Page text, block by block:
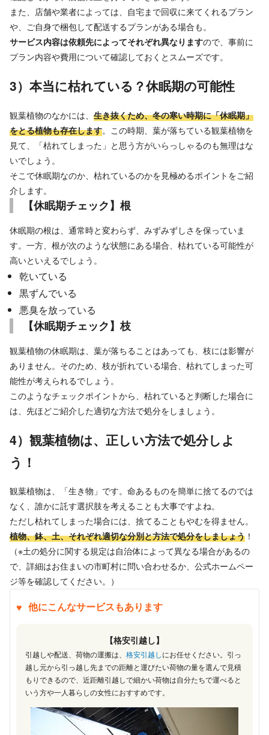
また、店舗や業者によっては、自宅まで回収に来てくれるプラン
や、ご自身で梱包して配送するプランがある場合も。
サービス内容は依頼先によってそれぞれ異なりますので、事前に
プラン内容や費用について確認しておくとスムーズです。
3）本当に枯れている？休眠期の可能性
観葉植物のなかには、 生き抜くため、冬の寒い時期に「休眠期」
をとる植物も存在します。この時期、葉が落ちている観葉植物を
見て、「枯れてしまった」と思う方がいらっしゃるのも無理はな
いでしょう。
そこで休眠期なのか、枯れているのかを見極めるポイントをご紹
介します。
【休眠期チェック】根
休眠期の根は、通常時と変わらず、みずみずしさを保っていま
す。一方、根が次のような状態にある場合、枯れている可能性が
高いといえるでしょう。
乾いている
黒ずんでいる
悪臭を放っている
【休眠期チェック】枝
観葉植物の休眠期は、葉が落ちることはあっても、枝には影響が
ありません。そのため、枝が折れている場合、枯れてしまった可
能性が考えられるでしょう。
このようなチェックポイントから、枯れていると判断した場合に
は、先ほどご紹介した適切な方法で処分をしましょう。
4）観葉植物は、正しい方法で処分しよ
う！
観葉植物は、「生き物」です。命あるものを簡単に捨てるのでは
なく、誰かに託す選択肢を考えることも大事ですよね。
ただし枯れてしまった場合には、捨てることもやむを得ません。
植物、鉢、土、それぞれ適切な分別と方法で処分をしましょう ！
（※土の処分に関する規定は自治体によって異なる場合があるの
で、詳細はお住まいの市町村に問い合わせるか、公式ホームペー
ジ等を確認してください。）
他にこんなサービスもあります
【格安引越し】
引越しや配送、荷物の運搬は、 格安引越しにお任せください。引っ
越し元から引っ越し先までの距離と運びたい荷物の量を選んで見積
もりできるので、近距離引越しで細かい荷物は自分たちで運べると
いう方や一人暮らしの女性におすすめです。